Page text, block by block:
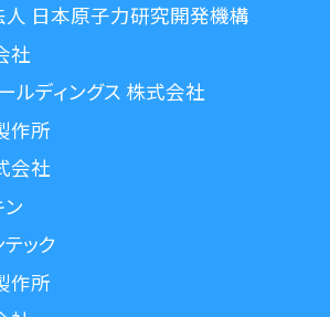
日本原子力研究開発機構
社
ルディングス 株式会社
作所
会社
ック
作所